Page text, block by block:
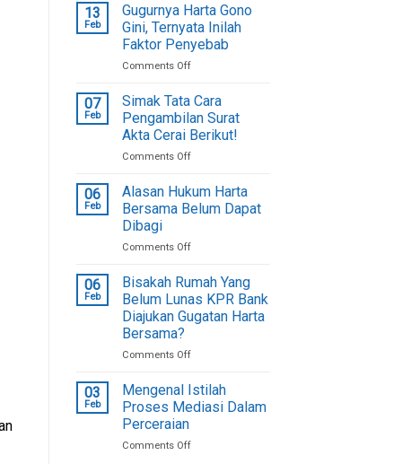
13
Feb
Gugurnya Harta Gono
Gini, Ternyata Inilah
Faktor Penyebab
Comments Offon
Harta
Gono
Gini,
Ternyata
Inilah
Penyebab
07
Feb
Simak Tata Cara
Pengambilan Surat
Akta Cerai Berikut!
Comments Offon
Cara
Pengambilan
Akta
Berikut!
06
Feb
Alasan Hukum Harta
Bersama Belum Dapat
Dibagi
Comments Offon
Hukum
Harta
Bersama
Belum
Dibagi
06
Feb
Bisakah Rumah Yang
Belum Lunas KPR Bank
Diajukan Gugatan Harta
Bersama?
Comments Offon
Rumah
Yang
Belum
KPR
03
Feb
Mengenal Istilah
Proses Mediasi Dalam
Perceraian
Comments Offon